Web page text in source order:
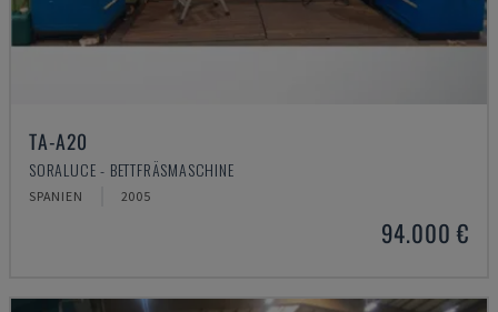
TA-A20
SORALUCE - BETTFRÄSMASCHINE
SPANIEN 2005
94.000 €